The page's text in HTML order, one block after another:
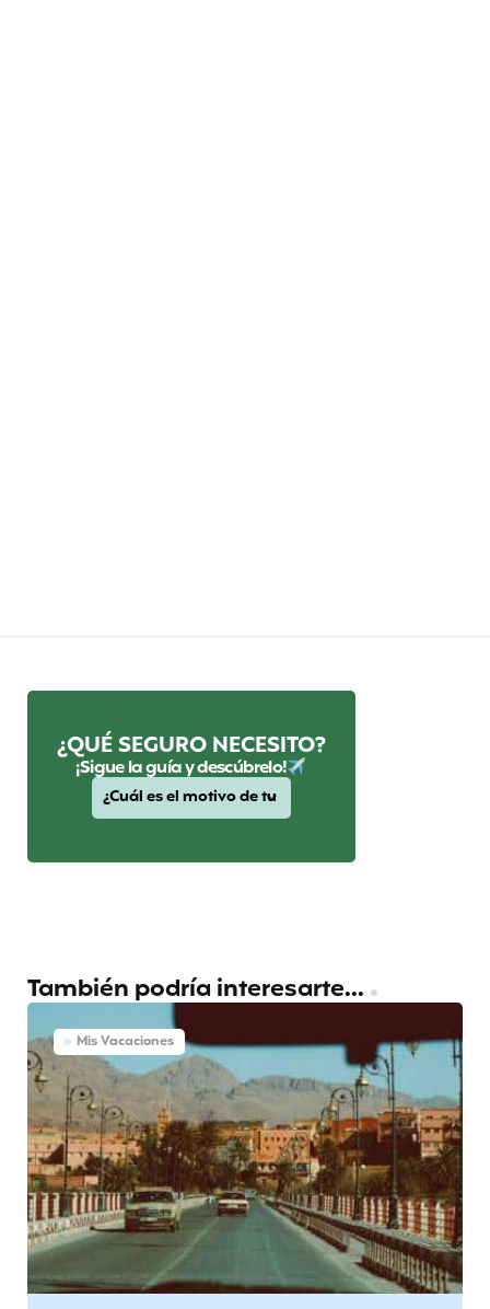
¿QUÉ SEGURO NECESITO?
¡Sigue la guía y descúbrelo!
También podría interesarte...
Mis Vacaciones